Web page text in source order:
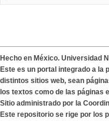
Hecho en México. Universidad
Este es un portal integrado a la
distintos sitios web, sean
los textos como de las
Sitio administrado por la
Este repositorio se rige por los